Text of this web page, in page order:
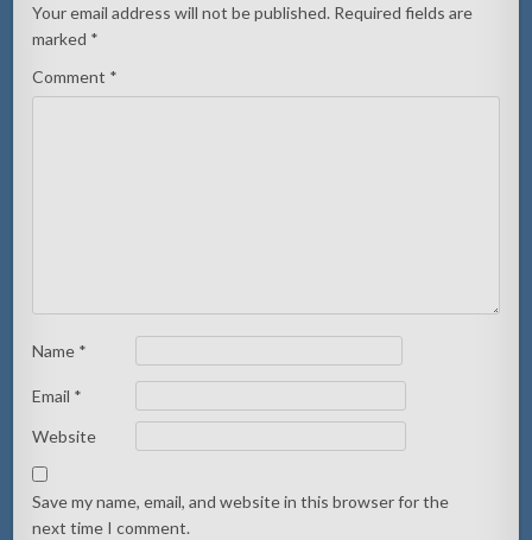
Your email address will not be published. Required fields are
marked *
Comment *
Name *
Email *
Website
Save my name, email, and website in this browser for the
next time I comment.